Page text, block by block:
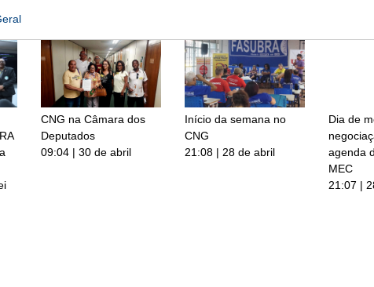
CNG na Câmara dos
Deputados
09:04 | 30 de abril
Início da semana no
CNG
21:08 | 28 de abril
Dia de
agenda
MEC
21:07 |